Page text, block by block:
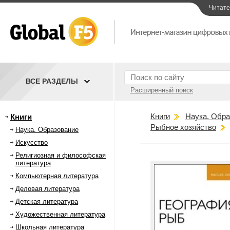
Расширенный поиск
ВСЕ РАЗДЕЛЫ
Книги
Наука. Образование
Искусство
Религиозная и философская
литература
Компьютерная литература
Деловая литература
Детская литература
Художественная литература
Школьная литература
Книги
Наука.
Рыбное хозяйство